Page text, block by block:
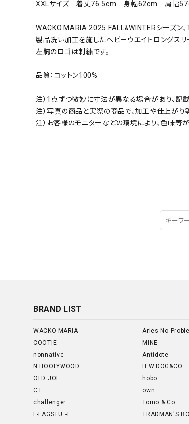
XXLサイズ 着丈76.5cm 身幅62cm 肩幅
WACKO MARIA 2025 FALL&WINTERシーズン、
製品洗い加工を施したヘビーウエイトロングスリ
左胸のロゴは刺繍です。
品質：コットン100%
注）1点ずつ微妙に寸法が異なる場合があり、記
注）写真の商品と実際の商品で、加工や仕上がり
注）お客様のモニターなどの環境により、色味等
BRAND LIST
WACKO MARIA
COOTIE
nonnative
N.HOOLYWOOD
OLD JOE
C.E
challenger
F-LAGSTUF-F
Aries No
MINE
Antidote
H.W.DOG&CO
hobo
own
Tomo & Co.
TRADMAN'S